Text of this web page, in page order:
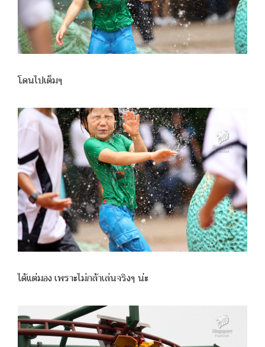
โดนไปเต็มๆ
ได้แต่มอง เพราะไม่กล้าเล่นจริงๆ น่ะ